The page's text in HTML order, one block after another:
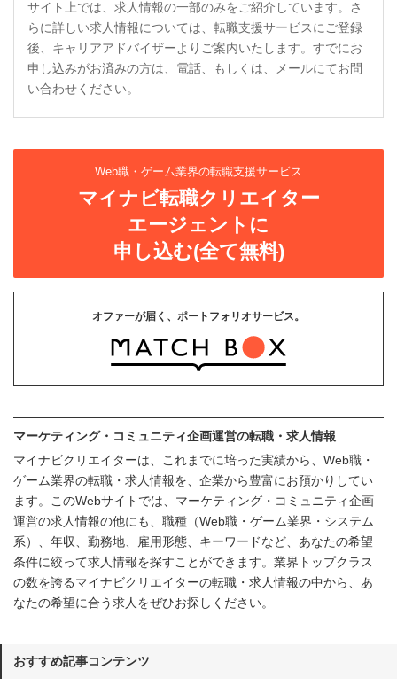
サイト上では、求人情報の一部のみをご紹介しています。さ
らに詳しい求人情報については、転職支援サービスにご登録
後、キャリアアドバイザーよりご案内いたします。すでにお
申し込みがお済みの方は、電話、もしくは、メールにてお問
い合わせください。
Web職・ゲーム業界の転職支援サービス
マイナビ転職クリエイター
エージェントに
申し込む(全て無料)
オファーが届く、ポートフォリオサービス。
マーケティング・コミュニティ企画運営の転職・求人情報
マイナビクリエイターは、これまでに培った実績から、Web職・
ゲーム業界の転職・求人情報を、企業から豊富にお預かりしてい
ます。このWebサイトでは、マーケティング・コミュニティ企画
運営の求人情報の他にも、職種（Web職・ゲーム業界・システム
系）、年収、勤務地、雇用形態、キーワードなど、あなたの希望
条件に絞って求人情報を探すことができます。業界トップクラス
の数を誇るマイナビクリエイターの転職・求人情報の中から、あ
なたの希望に合う求人をぜひお探しください。
おすすめ記事コンテンツ